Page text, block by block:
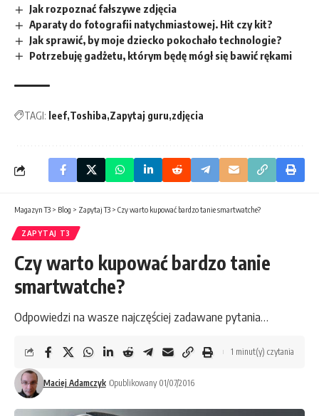
Jak rozpoznać fałszywe zdjęcia
Aparaty do fotografii natychmiastowej. Hit czy kit?
Jak sprawić, by moje dziecko pokochało technologie?
Potrzebuję gadżetu, którym będę mógł się bawić rękami
TAGI: leef Toshiba Zapytaj guru zdjęcia
Magazyn T3 > Blog > Zapytaj T3 > Czy warto kupować bardzo tanie smartwatche?
ZAPYTAJ T3
Czy warto kupować bardzo tanie
smartwatche?
Odpowiedzi na wasze najczęściej zadawane pytania…
Maciej Adamczyk Opublikowany 01/07/2016
1 minut(y) czytania